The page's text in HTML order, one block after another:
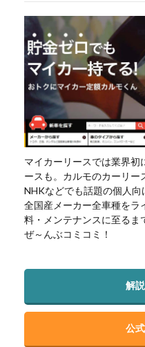
マイカーリースでは業界初
ースも。カルモのカーリー
NHKなどでも話題の個人向
全国産メーカー全車種をラ
料・メンテナンスに至るま
ぜ～んぶコミコミ！
解
公